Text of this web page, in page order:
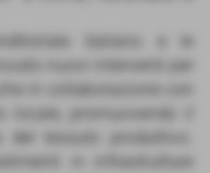
italiano e le
nuovi interventi per
in collaborazione con
locale, promuovendo il
del tessuto produttivo.
in infrastrutture